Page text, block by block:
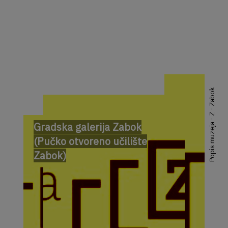
Gradska galerija Zabok
(Pučko otvoreno učilište
Zabok)
Popis muzeja - Z - Zabok